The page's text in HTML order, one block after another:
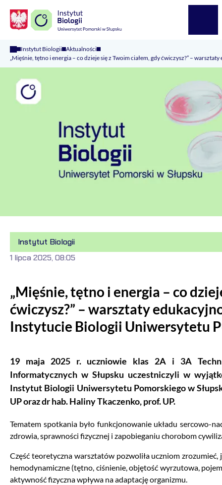
Instytut Biologii Aktualności
„Mięśnie, tętno i energia – co dzieje się z Twoim ciałem, gdy ćwiczysz?” –
Instytut Biologii
„Mięśnie, tętno i energia – co
ćwiczysz?” – warsztaty
Instytucie Biologii Uniwersytetu
19 maja 2025 r. uczniowie klas 2A i 3A
Informatycznych w Słupsku uczestniczyli w
Instytut Biologii Uniwersytetu Pomorskiego w
UP oraz dr hab. Haliny Tkaczenko, prof. UP.
1 lipca 2025, 08:05
Tematem spotkania było funkcjonowanie układu sercowo-
zdrowia, sprawności fizycznej i zapobieganiu chorobom
Część teoretyczna warsztatów pozwoliła uczniom zrozumieć,
hemodynamiczne (tętno, ciśnienie, objętość wyrzutowa,
aktywność fizyczna wpływa na adaptację organizmu.